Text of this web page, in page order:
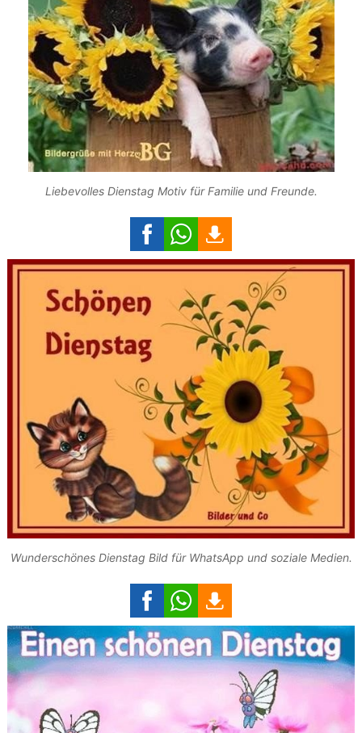
Liebevolles Dienstag Motiv für Familie und Freunde.
Wunderschönes Dienstag Bild für WhatsApp und soziale Medien.